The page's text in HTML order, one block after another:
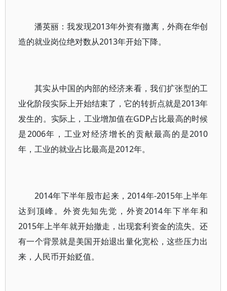
潘英丽：我发现2013年外资有撤离，外商在华创
造的就业岗位绝对数从2013年开始下降。
其实从中国的内部的经济来看，我们扩张型的工
业化阶段实际上开始结束了，它的转折点就是2013年
发生的。实际上，工业增加值在GDP占比最高的时候
是2006年，工业对经济增长的贡献最高的是2010
年，工业的就业占比最高是2012年。
2014年下半年股市起来，2014年-2015年上半年
达到顶峰。外资先知先觉，外资2014年下半年和
2015年上半年就开始撤走，出现套利资金的流失。还
有一个背景就是美国开始退出量化宽松，这些压力出
来，人民币开始贬值。